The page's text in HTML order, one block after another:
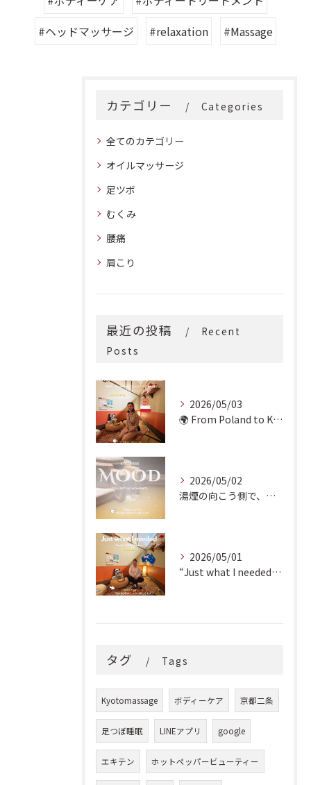
#ヘッドマッサージ
#relaxation #Massage
カテゴリー Categories
全てのカテゴリー
オイルマッサージ
足ツボ
むくみ
腰痛
肩こり
最近の投稿
Recent
Posts
2026/05/03
🌍 From Poland to Kyoto! 🇵🇱✨
2026/05/02
湯煙の向こう側で、魂の輪郭を整える。
2026/05/01
“Just what I needed!” ✨
タグ Tags
Kyotomassage ボディーケア 京都二条
足つぼ睡眠 LINEアプリ google
エキテン ホットペッパービューティー